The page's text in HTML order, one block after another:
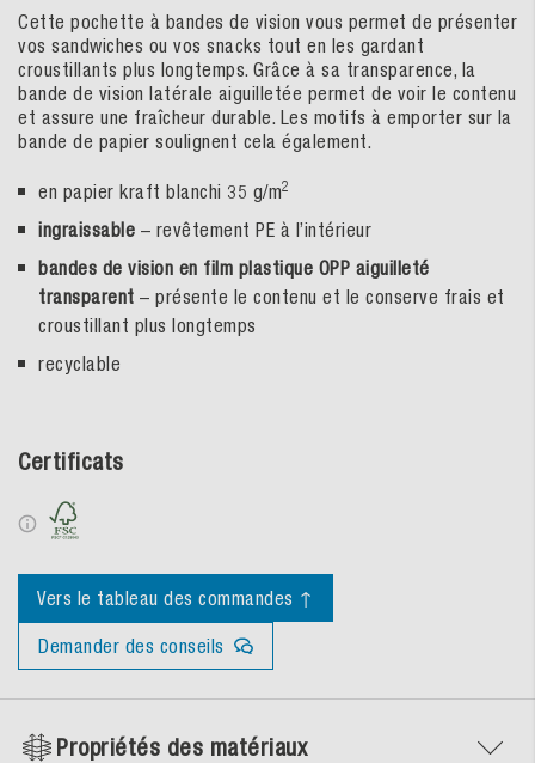
Cette pochette à bandes de vision vous permet de présenter
vos sandwiches ou vos snacks tout en les gardant
croustillants plus longtemps. Grâce à sa transparence, la
bande de vision latérale aiguilletée permet de voir le contenu
et assure une fraîcheur durable. Les motifs à emporter sur la
bande de papier soulignent cela également.
en papier kraft blanchi 35 g/m2
ingraissable – revêtement PE à l’intérieur
bandes de vision en film plastique OPP aiguilleté
transparent – présente le contenu et le conserve frais et
croustillant plus longtemps
recyclable
Certificats
Vers le tableau des commandes ↑
Demander des conseils
Propriétés des matériaux